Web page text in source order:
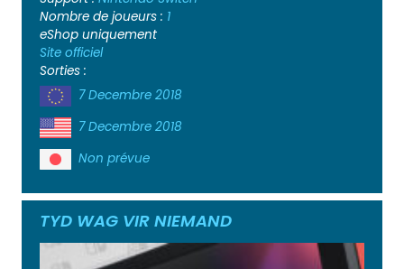
Nombre de joueurs : 1
eShop uniquement
Site officiel
Sorties :
7 Decembre 2018
7 Decembre 2018
Non prévue
TYD WAG VIR NIEMAND